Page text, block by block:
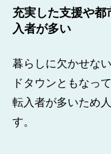
充実した支援や
入者が多い
暮らしに欠かせな
ドタウンともなっ
転入者が多いため
す。